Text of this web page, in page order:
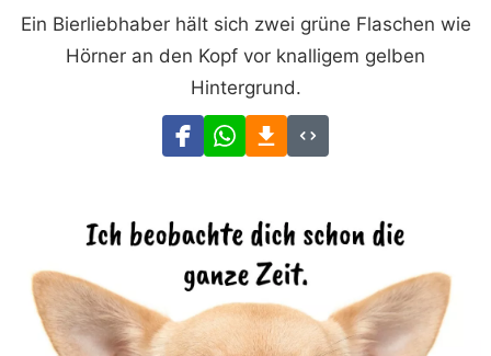
Ein Bierliebhaber hält sich zwei grüne Flaschen wie
Hörner an den Kopf vor knalligem gelben
Hintergrund.